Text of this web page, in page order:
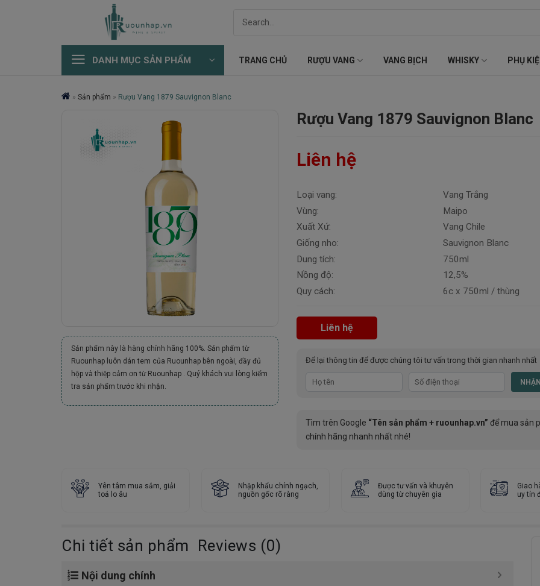
DANH MỤC SẢN PHẨM TRANG CHỦ RƯỢU VANG VANG BỊCH WHISKY PHỤ
» Sản phẩm » Rượu Vang 1879 Sauvignon Blanc
Sản phẩm này là hàng chính hãng 100%. Sản phẩm từ
Ruounhap luôn dán tem của Ruounhap bên ngoài, đầy đủ
hộp và thiệp cảm ơn từ Ruounhap . Quý khách vui lòng kiểm
tra sản phẩm trước khi nhận.
Rượu Vang 1879 Sauvignon Blanc
Liên hệ
Loại vang:
Vùng:
Xuất Xứ:
Giống nho:
Dung tích:
Nồng độ:
Quy cách:
Vang Trắng
Maipo
Vang Chile
Sauvignon Blanc
750ml
12,5%
6c x 750ml / thùng
Liên hệ
Để lại thông tin để được chúng tôi tư vấn trong thời gian nhanh nhất
Tìm trên Google “Tên sản phẩm + ruounhap.vn” để mua sản
chính hãng nhanh nhất nhé!
Yên tâm mua sắm, giải
toả lo âu
Nhập khẩu chính ngạch,
nguồn gốc rõ ràng
Được tư vấn và khuyên
dùng từ chuyên gia
Giao
uy tín
Chi tiết sản phẩm Reviews (0)
Nội dung chính